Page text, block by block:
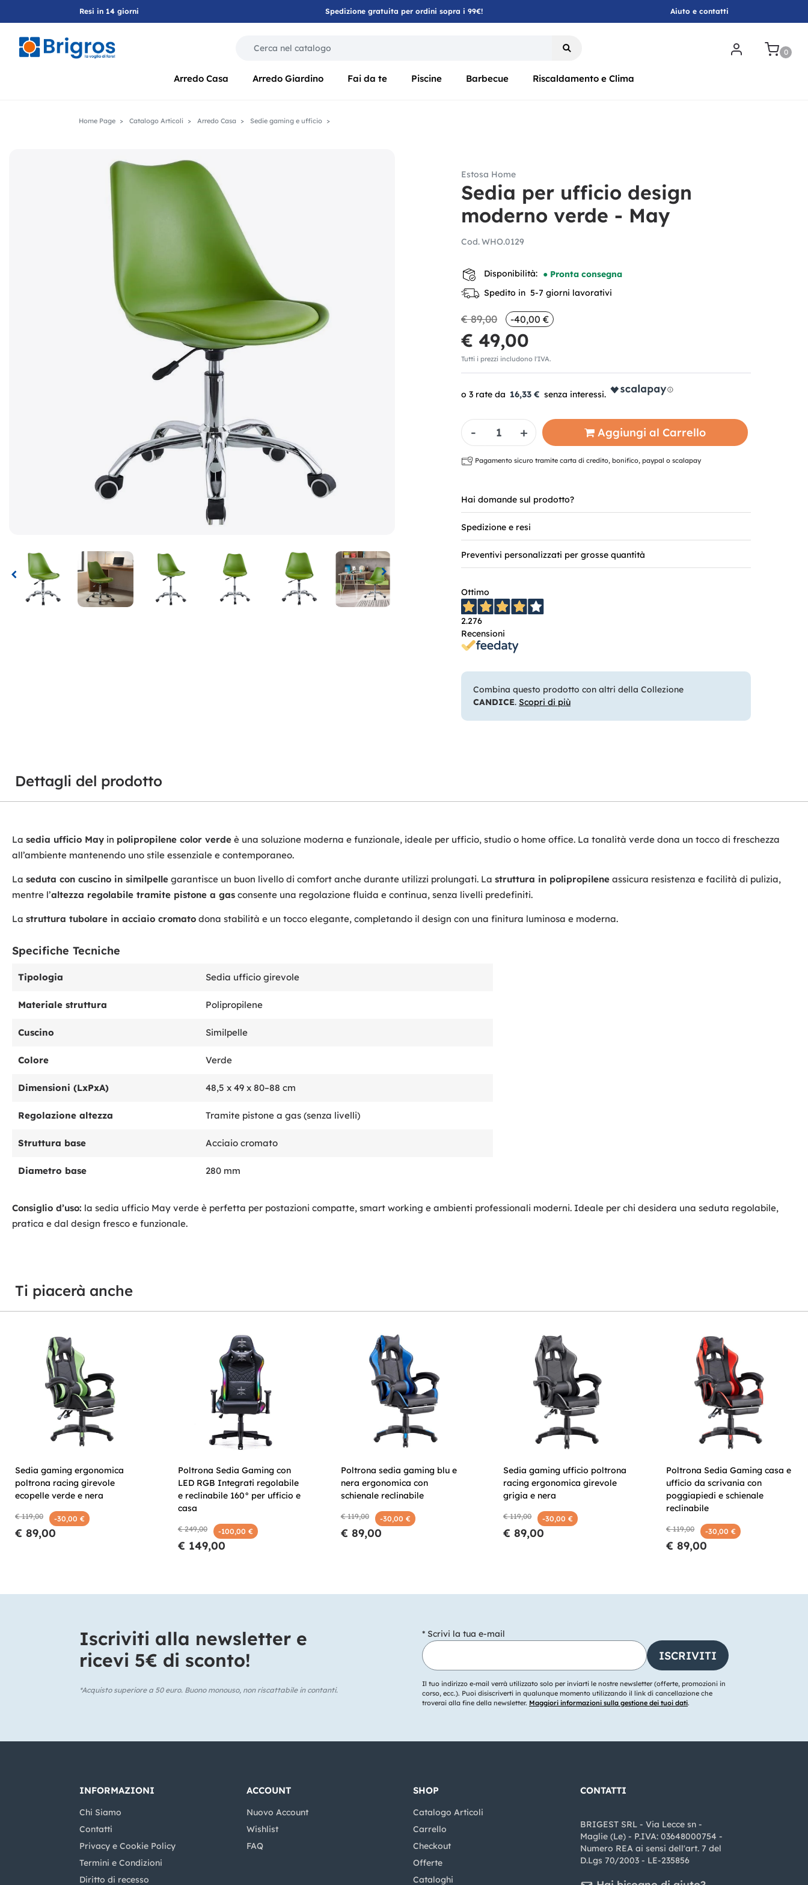
Resi in 14 giorni Spedizione gratuita per ordini sopra i 99€! Aiuto e contatti
0
Arredo Casa Arredo Giardino Fai da te Piscine Barbecue Riscaldamento e Clima
Home Page Catalogo Articoli Arredo Casa Sedie gaming e ufficio
Estosa Home
Sedia per ufficio design
moderno verde - May
Cod.WHO.0129
Disponibilità: ● Pronta consegna
Spedito in 5-7 giorni lavorativi
€ 89,00 -40,00 €
€ 49,00
Tutti i prezzi includono l'IVA.
16,33 €
Quantità
Aggiungi al Carrello
Pagamento sicuro tramite carta di credito, bonifico, paypal o scalapay
Hai domande sul prodotto?
Spedizione e resi
Preventivi personalizzati per grosse quantità
Ottimo
2.276
Recensioni
Combina questo prodotto con altri della Collezione
CANDICE. Scopri di più
Dettagli del prodotto
La sedia ufficio May in polipropilene color verde è una soluzione moderna e funzionale, ideale per ufficio, studio o home office. La tonalità verde dona un tocco di freschezza
all’ambiente mantenendo uno stile essenziale e contemporaneo.
La seduta con cuscino in similpelle garantisce un buon livello di comfort anche durante utilizzi prolungati. La struttura in polipropilene assicura resistenza e facilità di pulizia,
mentre l’altezza regolabile tramite pistone a gas consente una regolazione fluida e continua, senza livelli predefiniti.
La struttura tubolare in acciaio cromato dona stabilità e un tocco elegante, completando il design con una finitura luminosa e moderna.
Specifiche Tecniche
Tipologia Sedia ufficio girevole
Materiale struttura Polipropilene
Cuscino Similpelle
Colore Verde
Dimensioni (LxPxA) 48,5 x 49 x 80–88 cm
Regolazione altezza Tramite pistone a gas (senza livelli)
Struttura base Acciaio cromato
Diametro base 280 mm
Consiglio d’uso: la sedia ufficio May verde è perfetta per postazioni compatte, smart working e ambienti professionali moderni. Ideale per chi desidera una seduta regolabile,
pratica e dal design fresco e funzionale.
Ti piacerà anche
Sedia gaming ergonomica
poltrona racing girevole
ecopelle verde e nera
€ 119,00 -30,00 €
€ 89,00
Poltrona Sedia Gaming con
LED RGB Integrati regolabile
e reclinabile 160° per ufficio e
casa
€ 249,00 -100,00 €
€ 149,00
Poltrona sedia gaming blu e
nera ergonomica con
schienale reclinabile
€ 119,00 -30,00 €
€ 89,00
Sedia gaming ufficio poltrona
racing ergonomica girevole
grigia e nera
€ 119,00 -30,00 €
€ 89,00
Poltrona Sedia Gaming casa e
ufficio da scrivania con
poggiapiedi e schienale
reclinabile
€ 119,00 -30,00 €
€ 89,00
Iscriviti alla newsletter e
ricevi 5€ di sconto!​
*Acquisto superiore a 50 euro. Buono monouso, non riscattabile in contanti.
* Scrivi la tua e-mail
Il tuo indirizzo e-mail verrà utilizzato solo per inviarti le nostre newsletter (offerte, promozioni in
corso, ecc.). Puoi disiscriverti in qualunque momento utilizzando il link di cancellazione che
troverai alla fine della newsletter. Maggiori informazioni sulla gestione dei tuoi dati.
INFORMAZIONI
Chi Siamo
Contatti
Privacy e Cookie Policy
Termini e Condizioni
Diritto di recesso
ACCOUNT
Nuovo Account
Wishlist
FAQ
SHOP
Catalogo Articoli
Carrello
Checkout
Offerte
Cataloghi
CONTATTI
BRIGEST SRL - Via Lecce sn -
Maglie (Le) - P.IVA: 03648000754 -
Numero REA ai sensi dell'art. 7 del
D.Lgs 70/2003 - LE-235856